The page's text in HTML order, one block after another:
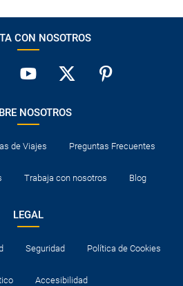
CON NOSOTROS
NOSOTROS
de Viajes Preguntas Frecuentes
Trabaja con nosotros Blog
LEGAL
Seguridad Política de Cookies
Accesibilidad